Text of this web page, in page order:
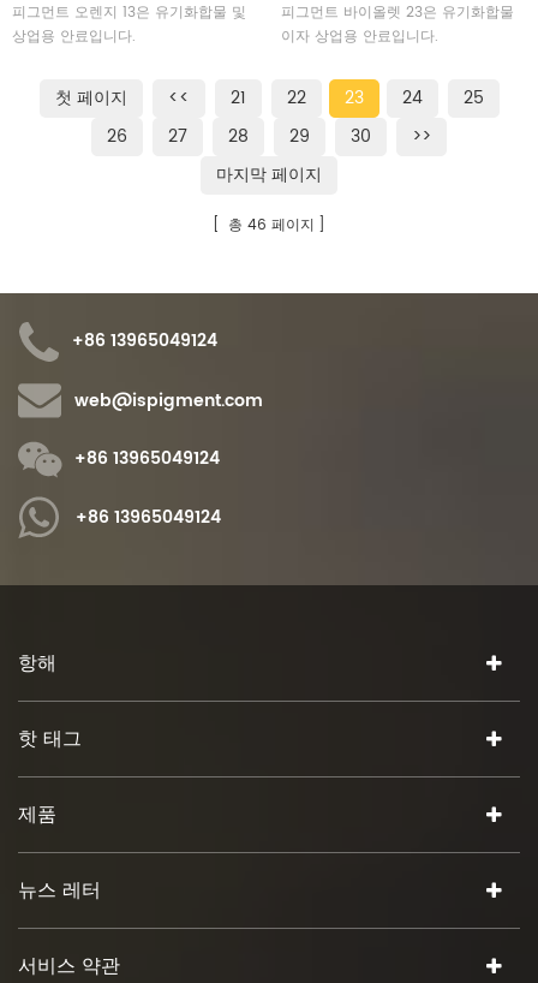
피그먼트 오렌지 13은 유기화합물 및
상업용 안료입니다.
피그먼트 바이올렛 23은 유기화합물
이자 상업용 안료입니다.
첫 페이지 << 21 22 23 24
25
26
27 28 29 30
>>
마지막 페이지
총 46 페이지
+86 13965049124
web@ispigment.com
+86 13965049124
+86 13965049124
항해
핫 태그
제품
뉴스 레터
서비스 약관